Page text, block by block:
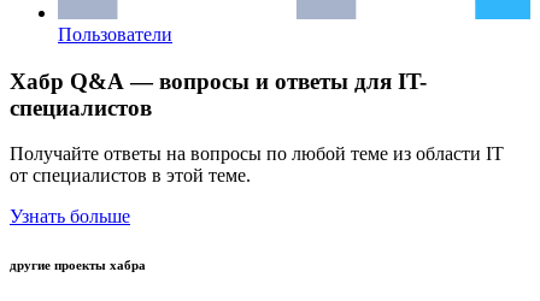
Пользователи
Хабр Q&A — вопросы и ответы для IT-
специалистов
Получайте ответы на вопросы по любой теме из области IT
от специалистов в этой теме.
Узнать больше
другие проекты хабра